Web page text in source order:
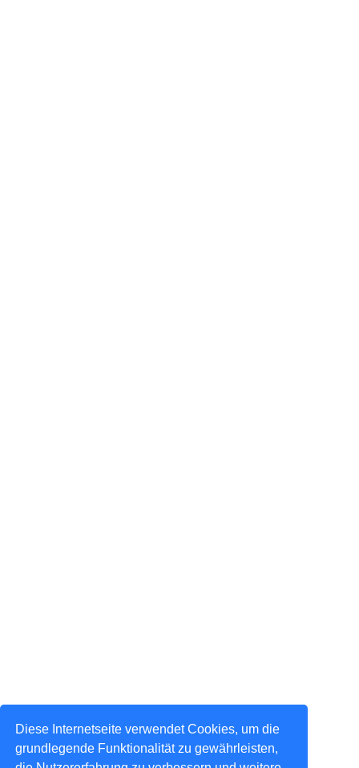
Diese Internetseite verwendet Cookies, um die
grundlegende Funktionalität zu gewährleisten,